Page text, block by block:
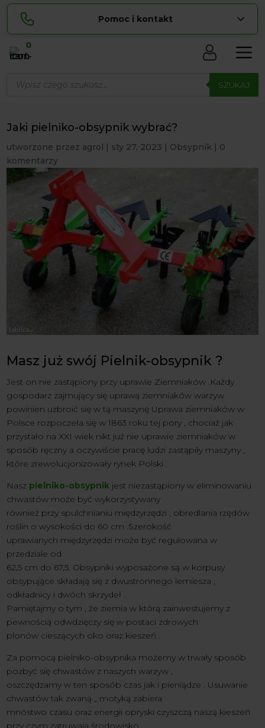
Pomoc i kontakt
Lucyna
pokaż numer
534 853 ...
biuro@ ...
Biuro obsługi klienta czynne Pn-Sb: 8:00 – 20:00
0
produktów SZUKAJ
Jaki pielniko-obsypnik wybrać?
utworzone przez agrol | sty 27, 2023 | Obsypnik | 0
komentarzy
Masz już swój Pielnik-obsypnik ?
Jest on nie zastąpiony przy uprawie Ziemniaków .Każdy
gospodarz zajmujący się uprawą ziemniaków warzyw
powinien uzbroić się w tą maszynę Uprawa ziemniaków w
Polsce rozpoczeła się w 1863 roku tej pory , chociaż jak
przystało na XXI wiek nikt już nie uprawie ziemniaków w
sposób ręczny a oczywiście pracę ludzi zastąpiły maszyny ,
które zrewolucjonizowały rynek Polski .
Nasz pielniko-obsypnik jest niezastąpiony w eliminowaniu
chwastów może być wykorzystywany
również przy spulchnianiu międzyrzędzi , obredlania rzędów
roślin o wysokości do 60 cm .Szerokość
uprawianych międzyrzędzi może być regulowana w
przedziale od
62,5 cm do 67,5. Obsypniki wyposażone są w korpusy
obsypujące składają się z dwustronnego lemiesza ,
odkładnicy i dwóch skrzydeł .
Pamiętajmy o tym , że ziemia w którą zainwestujemy z
pewnością odwdzięczy się w postaci zdrowych
plonów cieszących oko oraz kieszeń .
Za pomocą pielniko-obsypnika możemy w trwały sposób
pozbyć się chwastów z naszych warzyw ,
oszczędzamy w ten sposób czas jak i pieniądze . Usuwanie
chwastów tak zwaną „ motyką zabiera
mnóstwo czasu oraz energii opryski czyszczą naszą kieszeń
przy czym zatruwają środowisko